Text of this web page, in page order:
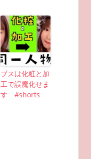
ブスは化粧と加
工で誤魔化せま
す #shorts